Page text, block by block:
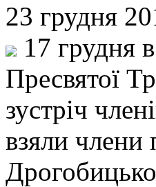
23 грудня
17 грудня
Пресвятої
зустріч
взяли члени